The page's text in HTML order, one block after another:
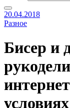
20.04.2018
Разное
Бисер и
условиях